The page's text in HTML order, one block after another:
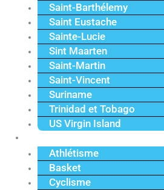
Saint-Barthélemy
Saint Eustache
Sainte-Lucie
Sint Maarten
Saint-Martin
Saint-Vincent
Suriname
Trinidad et Tobago
US Virgin Island
Athlétisme
Basket
Cyclisme